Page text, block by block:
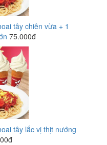
tây chiên vừa + 1
75.000đ
tây lắc vị thịt nướng